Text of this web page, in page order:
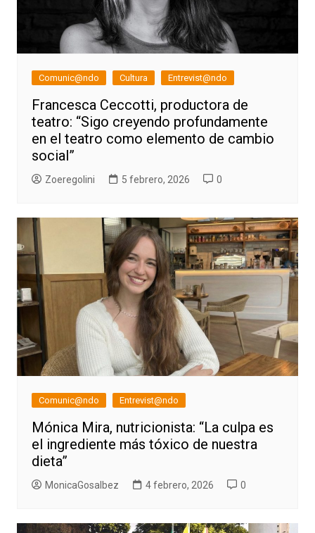
Comunic@ndo Cultura Entrevist@ndo
Francesca Ceccotti, productora de
teatro: “Sigo creyendo profundamente
en el teatro como elemento de cambio
social”
Zoeregolini 5 febrero, 2026 0
Comunic@ndo Entrevist@ndo
Mónica Mira, nutricionista: “La culpa es
el ingrediente más tóxico de nuestra
dieta”
MonicaGosalbez 4 febrero, 2026 0